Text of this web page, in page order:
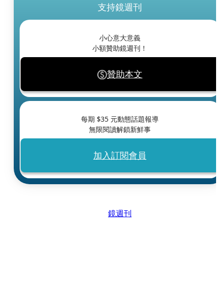
支持鏡週刊
小心意大意義
小額贊助鏡週刊！
贊助本文
每期 $35 元動態話題報導
無限閱讀解鎖新鮮事
加入訂閱會員
鏡週刊